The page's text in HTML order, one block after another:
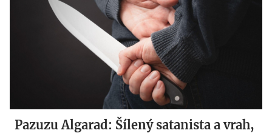
Pazuzu Algarad: Šílený satanista a vrah,